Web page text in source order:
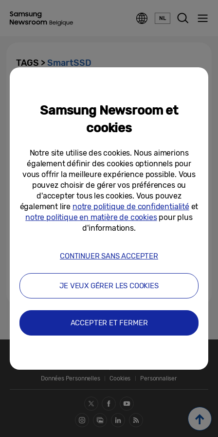
NL
TAGS > SmartSSD
croissance à deux chiffres
07-11-2022
1
Données Personnelles
Cookies Personnaliser
Samsung Newsroom et
cookies
Notre site utilise des cookies. Nous aimerions
également définir des cookies optionnels pour
vous offrir la meilleure expérience possible. Vous
pouvez choisir de gérer vos préférences ou
d'accepter tous les cookies. Vous pouvez
également lire notre politique de confidentialitéet
notre politique en matière de cookiespour plus
d'informations.
CONTINUER SANS ACCEPTER
JE VEUX GÉRER LES COOKIES
ACCEPTER ET FERMER